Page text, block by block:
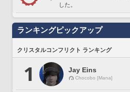
した。
ランキングピックアップ
クリスタルコンフリクト ランキング
1 Jay Eins
Chocobo [Mana]